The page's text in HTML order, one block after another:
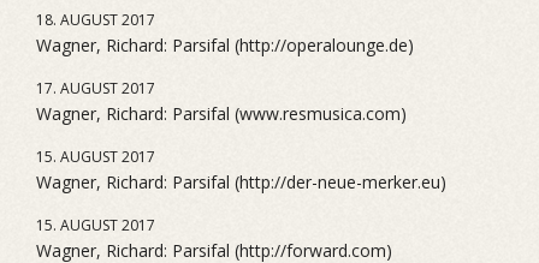
18. AUGUST 2017
Wagner, Richard: Parsifal (http://operalounge.de)
17. AUGUST 2017
Wagner, Richard: Parsifal (www.resmusica.com)
15. AUGUST 2017
Wagner, Richard: Parsifal (http://der-neue-merker.eu)
15. AUGUST 2017
Wagner, Richard: Parsifal (http://forward.com)